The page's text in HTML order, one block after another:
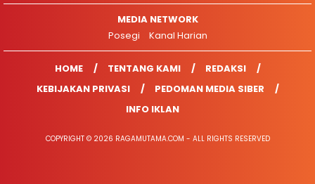
MEDIA NETWORK
Posegi
Kanal Harian
HOME TENTANG KAMI
REDAKSI
KEBIJAKAN PRIVASI
PEDOMAN MEDIA SIBER
INFO IKLAN
COPYRIGHT © 2026 RAGAMUTAMA.COM - ALL RIGHTS RESERVED